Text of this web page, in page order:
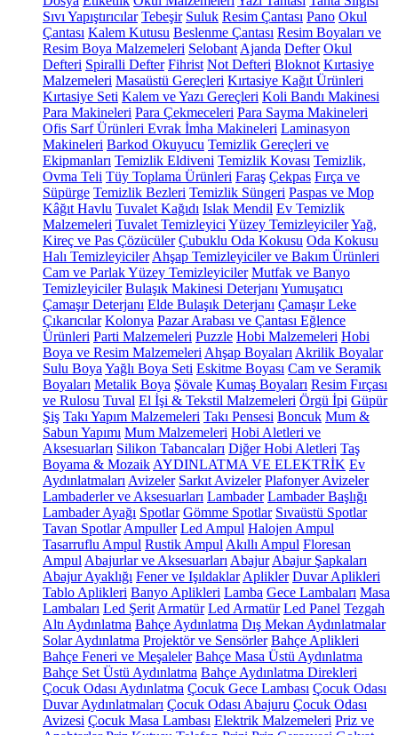
Sıvı Yapıştırıcılar Tebeşir Suluk Resim Çantası Pano Okul
Çantası Kalem Kutusu Beslenme Çantası Resim Boyaları ve
Resim Boya Malzemeleri Selobant Ajanda Defter Okul
Defteri Spiralli Defter Fihrist Not Defteri Bloknot Kırtasiye
Malzemeleri Masaüstü Gereçleri Kırtasiye Kağıt Ürünleri
Kırtasiye Seti Kalem ve Yazı Gereçleri Koli Bandı Makinesi
Para Makineleri Para Çekmeceleri Para Sayma Makineleri
Ofis Sarf Ürünleri Evrak İmha Makineleri Laminasyon
Makineleri Barkod Okuyucu Temizlik Gereçleri ve
Ekipmanları Temizlik Eldiveni Temizlik Kovası Temizlik,
Ovma Teli Tüy Toplama Ürünleri Faraş Çekpas Fırça ve
Süpürge Temizlik Bezleri Temizlik Süngeri Paspas ve Mop
Kâğıt Havlu Tuvalet Kağıdı Islak Mendil Ev Temizlik
Malzemeleri Tuvalet Temizleyici Yüzey TemizleyicilerYağ,
Kireç ve Pas Çözücüler Çubuklu Oda Kokusu Oda Kokusu
Halı Temizleyiciler Ahşap Temizleyiciler ve Bakım Ürünleri
Cam ve Parlak Yüzey Temizleyiciler Mutfak ve Banyo
Temizleyiciler Bulaşık Makinesi Deterjanı Yumuşatıcı
Çamaşır Deterjanı Elde Bulaşık Deterjanı Çamaşır Leke
Çıkarıcılar Kolonya Pazar Arabası ve Çantası Eğlence
Ürünleri Parti Malzemeleri Puzzle Hobi Malzemeleri Hobi
Boya ve Resim Malzemeleri Ahşap Boyaları Akrilik Boyalar
Sulu Boya Yağlı Boya Seti Eskitme Boyası Cam ve Seramik
Boyaları Metalik Boya Şövale Kumaş Boyaları Resim Fırçası
ve Rulosu Tuval El İşi & Tekstil Malzemeleri Örgü İpi Güpür
Şiş Takı Yapım Malzemeleri Takı Pensesi Boncuk Mum &
Sabun Yapımı Mum Malzemeleri Hobi Aletleri ve
Aksesuarları Silikon Tabancaları Diğer Hobi Aletleri Taş
Boyama & Mozaik AYDINLATMA VE ELEKTRİK Ev
Aydınlatmaları Avizeler Sarkıt Avizeler Plafonyer Avizeler
Lambaderler ve Aksesuarları Lambader Lambader Başlığı
Lambader Ayağı Spotlar Gömme Spotlar Sıvaüstü Spotlar
Tavan Spotlar Ampuller Led Ampul Halojen Ampul
Tasarruflu Ampul Rustik Ampul Akıllı Ampul Floresan
Ampul Abajurlar ve Aksesuarları Abajur Abajur Şapkaları
Abajur Ayaklığı Fener ve Işıldaklar Aplikler Duvar Aplikleri
Tablo Aplikleri Banyo Aplikleri Lamba Gece Lambaları Masa
Lambaları Led Şerit Armatür Led Armatür Led Panel Tezgah
Altı Aydınlatma Bahçe Aydınlatma Dış Mekan Aydınlatmalar
Solar Aydınlatma Projektör ve Sensörler Bahçe Aplikleri
Bahçe Feneri ve Meşaleler Bahçe Masa Üstü Aydınlatma
Bahçe Set Üstü Aydınlatma Bahçe Aydınlatma Direkleri
Çocuk Odası Aydınlatma Çocuk Gece Lambası Çocuk Odası
Duvar Aydınlatmaları Çocuk Odası Abajuru Çocuk Odası
Avizesi Çocuk Masa Lambası Elektrik Malzemeleri Priz ve